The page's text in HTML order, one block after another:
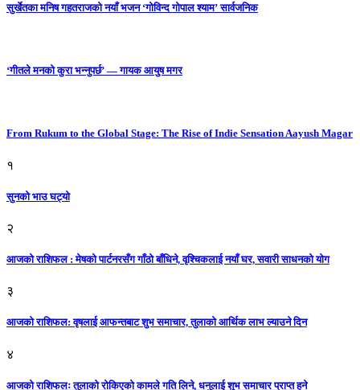
सुर्खेतका मनिष गहतराजको नयाँ भजन ‘गोविन्द गोपाल श्याम’ सार्वजनिक
‘गीतले मनको कुरा भन्नुपर्छ’ — गायक आयुष मगर
From Rukum to the Global Stage: The Rise of Indie Sensation Aayush Magar
१
सुनको भाउ घट्याे
२
आजको राशिफल : मेषको पार्टनरसँग गाँठो बाँधिने, वृश्चिकलाई नयाँ घर, सवारी साधनकाे याेग
३
आजकाे राशिफल: वृषलाई आफन्तबाट शुभ समाचार, तुलाकाे आर्थिक लाभ ल्याउने दिन
४
आजको राशिफलः तुलाकाे रोकिएको कामले गति लिने, धनुलाई शुभ समाचार प्राप्त हुने